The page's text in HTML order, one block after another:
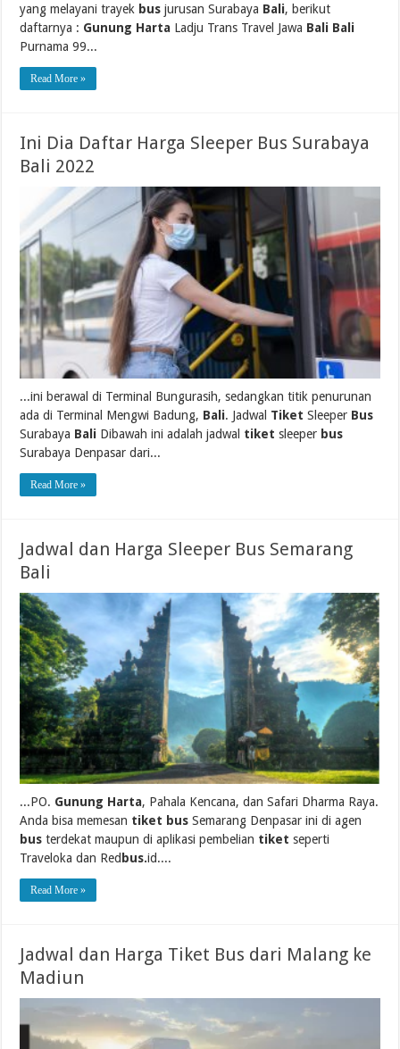
yang melayani trayek bus jurusan Surabaya Bali, berikut
daftarnya : Gunung Harta Ladju Trans Travel Jawa Bali Bali
Purnama 99...
Read More »
Ini Dia Daftar Harga Sleeper Bus Surabaya
Bali 2022
...ini berawal di Terminal Bungurasih, sedangkan titik penurunan
ada di Terminal Mengwi Badung, Bali. Jadwal Tiket Sleeper Bus
Surabaya Bali Dibawah ini adalah jadwal tiket sleeper bus
Surabaya Denpasar dari...
Read More »
Jadwal dan Harga Sleeper Bus Semarang
Bali
...PO. Gunung Harta, Pahala Kencana, dan Safari Dharma Raya.
Anda bisa memesan tiket bus Semarang Denpasar ini di agen
bus terdekat maupun di aplikasi pembelian tiket seperti
Traveloka dan Red bus.id....
Read More »
Jadwal dan Harga Tiket Bus dari Malang ke
Madiun